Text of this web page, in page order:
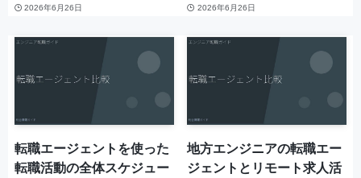
2026年6月26日 2026年6月26日
転職エージェントを使った
転職活動の全体スケジュー
地方エンジニアの転職エー
ジェントとリモート求人活